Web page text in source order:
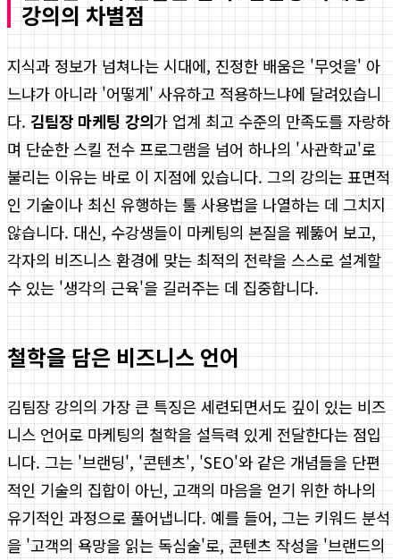
강의의 차별점
지식과 정보가 넘쳐나는 시대에, 진정한 배움은 '무엇을' 아
느냐가 아니라 '어떻게' 사유하고 적용하느냐에 달려있습니
다. 김팀장 마케팅 강의가 업계 최고 수준의 만족도를 자랑하
며 단순한 스킬 전수 프로그램을 넘어 하나의 '사관학교'로
불리는 이유는 바로 이 지점에 있습니다. 그의 강의는 표면적
인 기술이나 최신 유행하는 툴 사용법을 나열하는 데 그치지
않습니다. 대신, 수강생들이 마케팅의 본질을 꿰뚫어 보고,
각자의 비즈니스 환경에 맞는 최적의 전략을 스스로 설계할
수 있는 '생각의 근육'을 길러주는 데 집중합니다.
철학을 담은 비즈니스 언어
김팀장 강의의 가장 큰 특징은 세련되면서도 깊이 있는 비즈
니스 언어로 마케팅의 철학을 설득력 있게 전달한다는 점입
니다. 그는 '브랜딩', '콘텐츠', 'SEO'와 같은 개념들을 단편
적인 기술의 집합이 아닌, 고객의 마음을 얻기 위한 하나의
유기적인 과정으로 풀어냅니다. 예를 들어, 그는 키워드 분석
을 '고객의 욕망을 읽는 독심술'로, 콘텐츠 작성을 '브랜드의